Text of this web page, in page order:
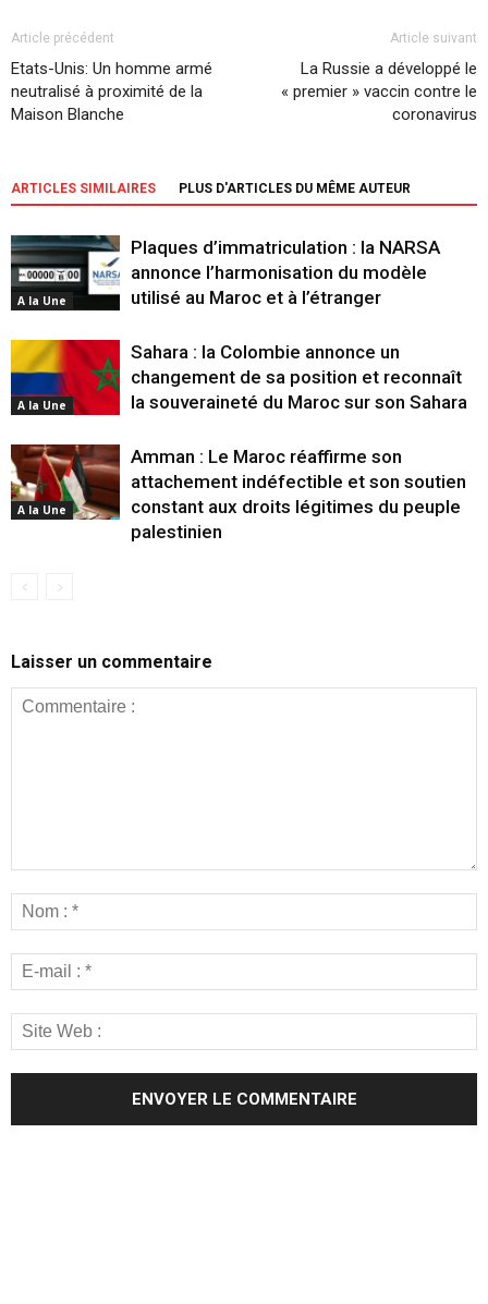
Article précédent
Etats-Unis: Un homme armé
neutralisé à proximité de la
Maison Blanche
Article suivant
La Russie a développé le
« premier » vaccin contre le
coronavirus
ARTICLES SIMILAIRES PLUS D'ARTICLES DU MÊME AUTEUR
A la Une
Plaques d’immatriculation : la NARSA
annonce l’harmonisation du modèle
utilisé au Maroc et à l’étranger
A la Une
Sahara : la Colombie annonce un
changement de sa position et reconnaît
la souveraineté du Maroc sur son Sahara
A la Une
Amman : Le Maroc réaffirme son
attachement indéfectible et son soutien
constant aux droits légitimes du peuple
palestinien
Laisser un commentaire